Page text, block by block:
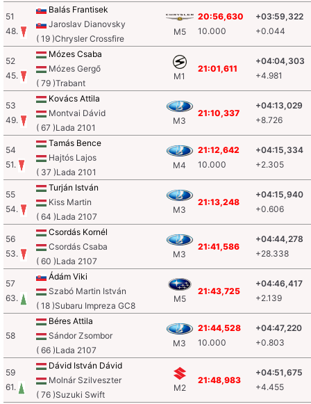
51
48.
Balás Frantisek
Jaroslav Dianovsky
( 19 )Chrysler Crossfire
M5
20:56,630
10.000
+03:59,322
+0.044
52
45.
Mózes Csaba
Mózes Gergő
( 79 )Trabant
M1
21:01,611
+04:04,303
+4.981
53
49.
Kovács Attila
Montvai Dávid
( 67 )Lada 2101
M3
21:10,337
+04:13,029
+8.726
54
51.
Tamás Bence
Hajtós Lajos
( 37 )Lada 2101
M4
21:12,642
10.000
+04:15,334
+2.305
55
54.
Turján István
Kiss Martin
( 64 )Lada 2107
M3
21:13,248
+04:15,940
+0.606
56
53.
Csordás Kornél
Csordás Csaba
( 60 )Lada 2107
M3
21:41,586
+04:44,278
+28.338
57
63.
Ádám Viki
Szabó Martin István
( 18 )Subaru Impreza GC8
M5
21:43,725
+04:46,417
+2.139
58
Béres Attila
Sándor Zsombor
( 66 )Lada 2107
M3
21:44,528
10.000
+04:47,220
+0.803
59
61.
Dávid István Dávid
Molnár Szilveszter
( 76 )Suzuki Swift
M2
21:48,983
+04:51,675
+4.455